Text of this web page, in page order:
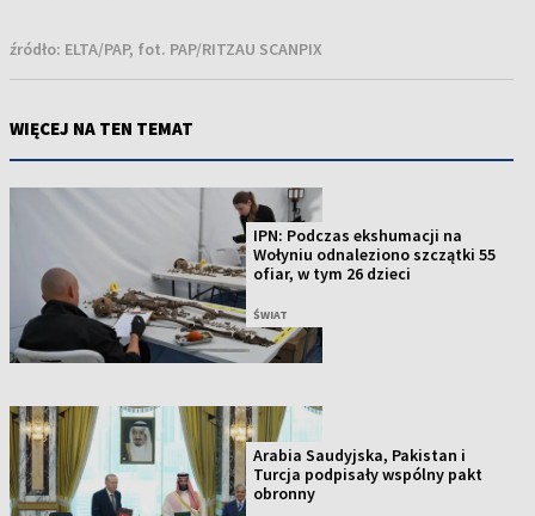
źródło: ELTA/PAP, fot. PAP/RITZAU SCANPIX
WIĘCEJ NA TEN TEMAT
IPN: Podczas ekshumacji na
Wołyniu odnaleziono szczątki 55
ofiar, w tym 26 dzieci
ŚWIAT
Arabia Saudyjska, Pakistan i
Turcja podpisały wspólny pakt
obronny